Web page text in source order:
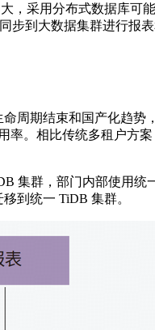
，采用分布式数据库可
步到大数据集群进行报
周期结束和国产化趋势
。相比传统多租户方
集群，部门内部使用统
到统一 TiDB 集群。